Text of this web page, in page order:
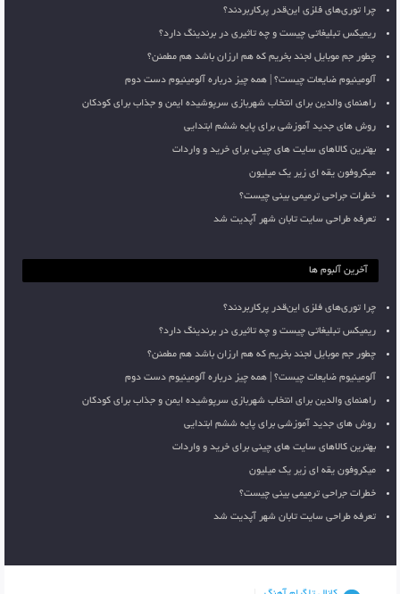
چرا توری‌های فلزی این‌قدر پرکاربردند؟
ریمیکس تبلیغاتی چیست و چه تاثیری در برندینگ دارد؟
چطور جم موبایل لجند بخریم که هم ارزان باشد هم مطمئن؟
آلومینیوم ضایعات چیست؟ | همه چیز درباره آلومینیوم دست دوم
راهنمای والدین برای انتخاب شهربازی سرپوشیده ایمن و جذاب برای کودکان
روش های جدید آموزشی برای پایه ششم ابتدایی
بهترین کالاهای سایت های چینی برای خرید و واردات
میکروفون یقه ای زیر یک میلیون
خطرات جراحی ترمیمی بینی چیست؟
تعرفه طراحی سایت تابان شهر آپدیت شد
آخرین آلبوم ها
چرا توری‌های فلزی این‌قدر پرکاربردند؟
ریمیکس تبلیغاتی چیست و چه تاثیری در برندینگ دارد؟
چطور جم موبایل لجند بخریم که هم ارزان باشد هم مطمئن؟
آلومینیوم ضایعات چیست؟ | همه چیز درباره آلومینیوم دست دوم
راهنمای والدین برای انتخاب شهربازی سرپوشیده ایمن و جذاب برای کودکان
روش های جدید آموزشی برای پایه ششم ابتدایی
بهترین کالاهای سایت های چینی برای خرید و واردات
میکروفون یقه ای زیر یک میلیون
خطرات جراحی ترمیمی بینی چیست؟
تعرفه طراحی سایت تابان شهر آپدیت شد